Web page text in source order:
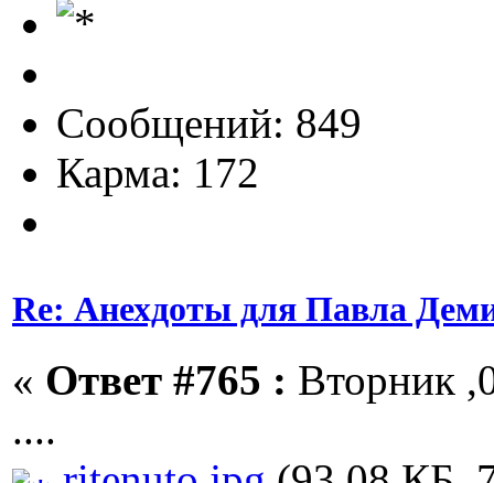
Сообщений: 849
Карма: 172
Re: Анехдоты для Павла
« Ответ #765 : Вторник
....